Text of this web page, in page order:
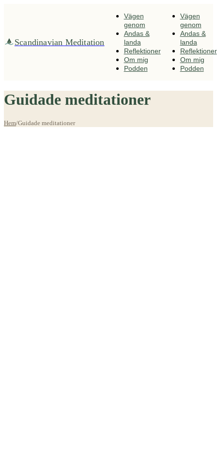
Scandinavian Meditation
Vägen
genom
Andas &
landa
Reflektioner
Om mig
Podden
Vägen
genom
Andas &
landa
Reflektioner
Om mig
Podden
Guidade meditationer
Hem/Guidade meditationer